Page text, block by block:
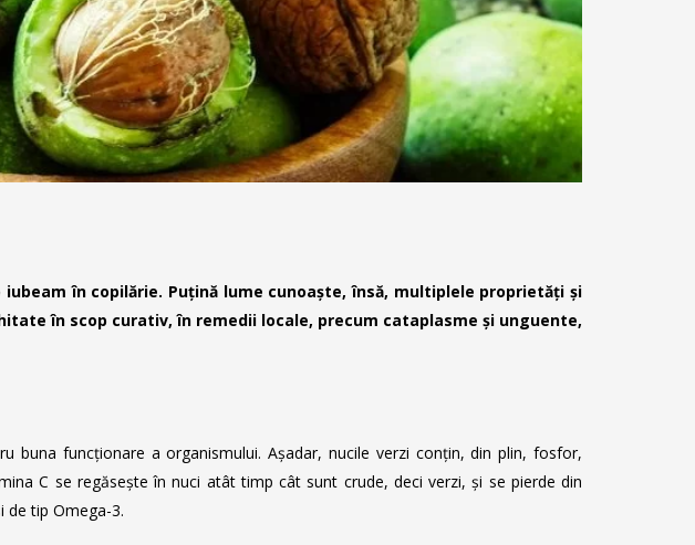
în copilărie. Puțină lume cunoaște, însă, multiplele proprietăți și
în scop curativ, în remedii locale, precum cataplasme și unguente,
buna funcționare a organismului. Așadar, nucile verzi conțin, din plin, fosfor,
C se regăsește în nuci atât timp cât sunt crude, deci verzi, și se pierde din
de tip Omega-3.